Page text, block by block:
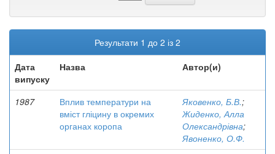
Результати 1 до 2 із 2
Дата
випуску
Назва Автор(и)
1987
Вплив температури на
вміст гліцину в окремих
органах коропа
Яковенко, Б.В.;
Жиденко, Алла
Олександрівна;
Явоненко, О.Ф.